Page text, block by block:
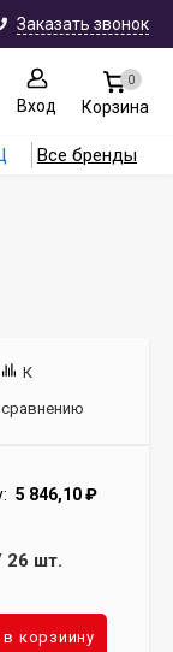
Заказать звонок
Вход
0
Корзина
Все бренды
К
сравнению
5 846,10₽
26 шт.
корзиину